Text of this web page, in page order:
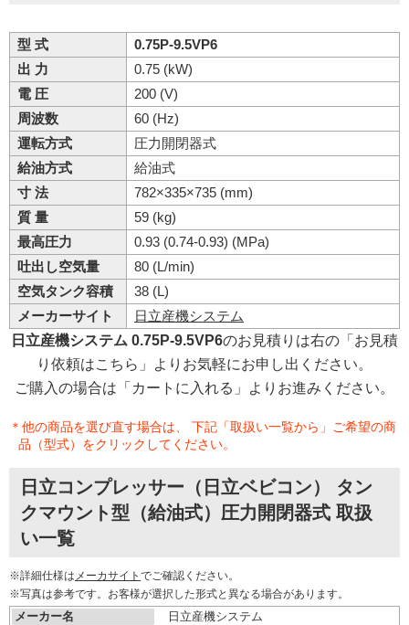
型 式
0.75P-9.5VP6
出 力
0.75 (kW)
電 圧
200 (V)
周波数
60 (Hz)
運転方式
圧力開閉器式
給油方式
給油式
寸 法
782×335×735 (mm)
質 量
59 (kg)
最高圧力
0.93 (0.74-0.93) (MPa)
吐出し空気量
80 (L/min)
空気タンク容積
38 (L)
メーカーサイト
日立産機システム
日立産機システム 0.75P-9.5VP6のお見積りは右の「お見積
り依頼はこちら」よりお気軽にお申し出ください。
ご購入の場合は「カートに入れる」よりお進みください。
＊他の商品を選び直す場合は、 下記「取扱い一覧から」ご希望の商
品（型式）をクリックしてください。
日立コンプレッサー（日立ベビコン） タン
クマウント型（給油式）圧力開閉器式 取扱
い一覧
※詳細仕様は メーカサイト でご確認ください。
※写真は参考です。お客様が選択した形式と異なる場合があります。
メーカー名
日立産機システム